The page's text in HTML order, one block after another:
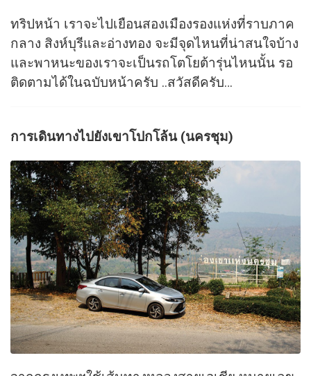
ทริปหน้า เราจะไปเยือนสองเมืองรองแห่งที่ราบภาค
กลาง สิงห์บุรีและอ่างทอง จะมีจุดไหนที่น่าสนใจบ้าง
และพาหนะของเราจะเป็นรถโตโยต้ารุ่นไหนนั้น รอ
ติดตามได้ในฉบับหน้าครับ ..สวัสดีครับ…
การเดินทางไปยังเขาโปกโล้น (นครชุม)